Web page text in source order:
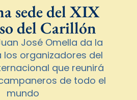
sede del XIX
del Carillón
José Omella da la
los organizadores del
que reunirá
de todo el
mundo